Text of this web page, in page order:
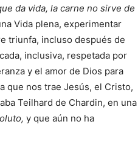
da vida, la carne no sirve de
Vida plena, experimentar
triunfa, incluso después de
inclusiva, respetada por
y el amor de Dios para
que nos trae Jesús, el Cristo,
Teilhard de Chardin, en una
y que aún no ha